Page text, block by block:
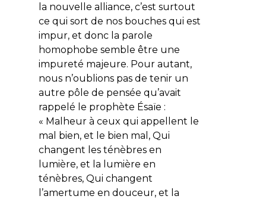
la nouvelle alliance, c’est surtout
ce qui sort de nos bouches qui est
impur, et donc la parole
homophobe semble être une
impureté majeure. Pour autant,
nous n’oublions pas de tenir un
autre pôle de pensée qu’avait
rappelé le prophète Ésaïe :
« Malheur à ceux qui appellent le
mal bien, et le bien mal, Qui
changent les ténèbres en
lumière, et la lumière en
ténèbres, Qui changent
l’amertume en douceur, et la